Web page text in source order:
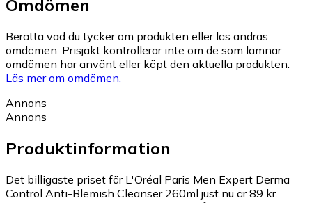
Omdömen
Berätta vad du tycker om produkten eller läs andras
omdömen. Prisjakt kontrollerar inte om de som lämnar
omdömen har använt eller köpt den aktuella produkten.
Läs mer om omdömen.
Annons
Annons
Produktinformation
Det billigaste priset för L'Oréal Paris Men Expert Derma
Control Anti-Blemish Cleanser 260ml just nu är 89 kr.